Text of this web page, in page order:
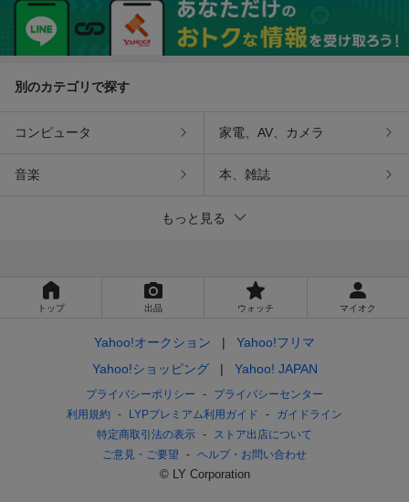
チュニック カットソー ス
トレッチ
プ 涼しい チュニック カッ
トソー
別のカテゴリで探す
コンピュータ 家電、AV、カメラ
音楽 本、雑誌
もっと見る
トップ 出品 ウォッチ マイオク
Yahoo!オークション
Yahoo!フリマ
Yahoo!ショッピング
Yahoo! JAPAN
プライバシーポリシー
プライバシーセンター
利用規約
LYPプレミアム利用ガイド
ガイドライン
特定商取引法の表示
ストア出店について
ご意見・ご要望
ヘルプ・お問い合わせ
© LY Corporation